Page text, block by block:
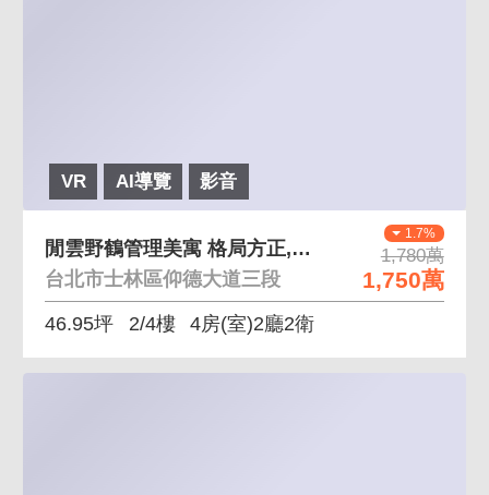
VR AI導覽 影音
1.7%
1,780萬
1,750萬
閒雲野鶴管理美寓 格局方正,停車便利,24H管理
台北市士林區仰德大道三段
46.95坪 2/4樓 4房(室)2廳2衛